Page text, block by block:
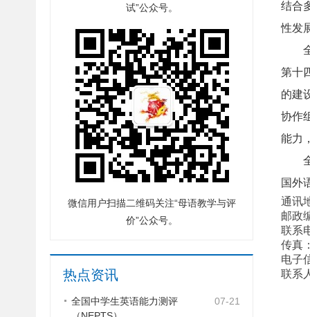
试”公众号。
微信用户扫描二维码关注“母语教学与评
价”公众号。
热点资讯
07-21
全国中学生英语能力测评
结合
性发
全
第十
的建
协作
能力
全
国外
通讯
邮政
联系
传真
电子
联系